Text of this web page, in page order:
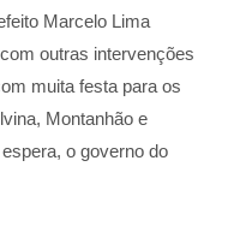
Marcelo Lima
outras intervenções
muita festa para os
Montanhão e
o governo do